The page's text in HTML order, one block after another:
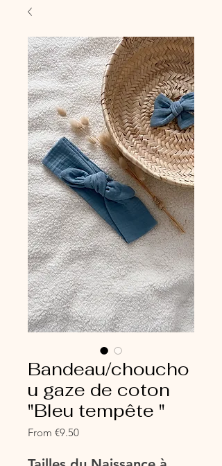
Bandeau/choucho
u gaze de coton
"Bleu tempête "
From €9.50Sale